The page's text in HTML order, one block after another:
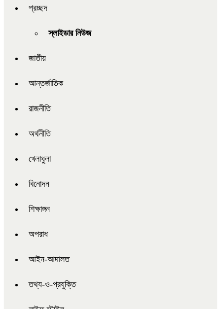
প্রচ্ছদ
স্লাইডার নিউজ
জাতীয়
আন্তর্জাতিক
রাজনীতি
অর্থনীতি
খেলাধুলা
বিনোদন
শিক্ষাঙ্গন
অপরাধ
আইন-আদালত
তথ্য-ও-প্রযুক্তি